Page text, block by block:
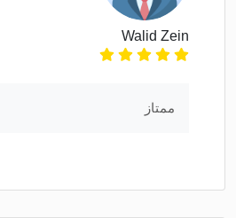
Walid Zein
ممتاز